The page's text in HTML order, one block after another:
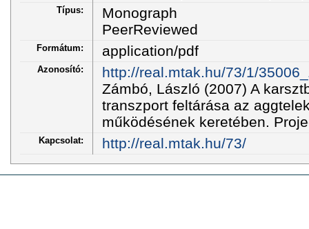
Típus:
Monograph
PeerReviewed
Formátum: application/pdf
Azonosító:
http://real.mtak.hu/73/1/
Zámbó, László (2007) A
transzport feltárása az
működésének keretében.
Kapcsolat: http://real.mtak.hu/73/